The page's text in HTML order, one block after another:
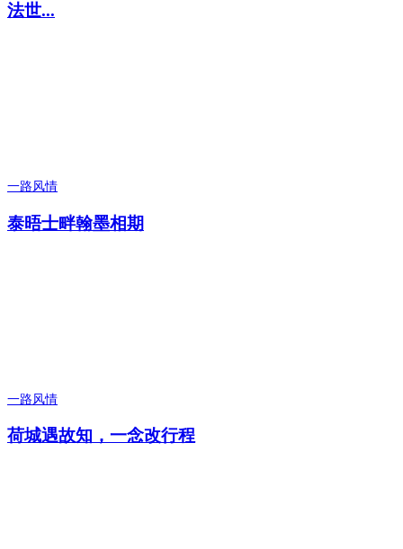
法世...
一路风情
泰晤士畔翰墨相期
一路风情
荷城遇故知，一念改行程